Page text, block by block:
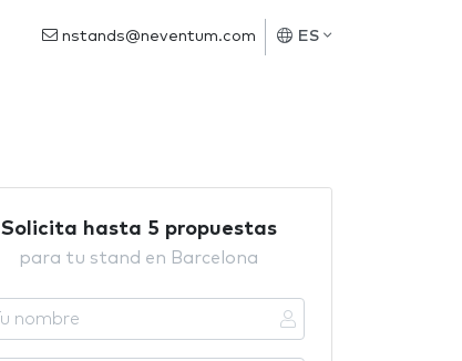
nstands@neventum.com ES
Solicita hasta 5 propuestas
para tu stand en Barcelona